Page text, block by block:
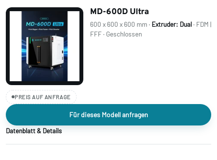
MD-600D Ultra
600 x 600 x 600 mm · Extruder: Dual· FDM |
FFF · Geschlossen
PREIS AUF ANFRAGE
Für dieses Modell anfragen
Datenblatt & Details